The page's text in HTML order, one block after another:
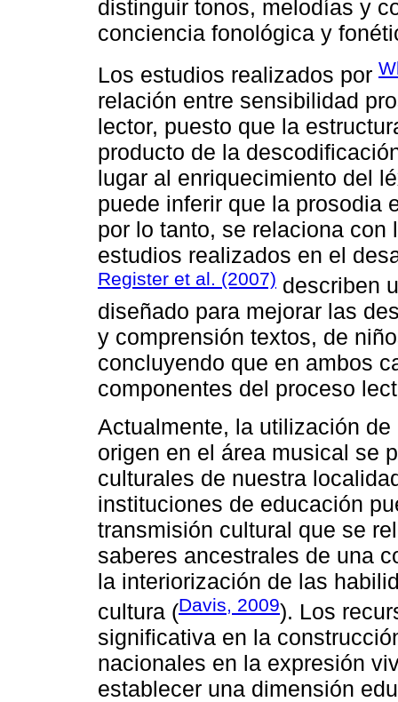
distinguir tonos, melodías y
conciencia fonológica y
Los estudios realizados por
relación entre sensibilidad
lector, puesto que la
producto de la
lugar al enriquecimiento del
puede inferir que la prosodia
por lo tanto, se relaciona
estudios realizados en el
Register et al. (2007) describen
diseñado para mejorar las
y comprensión textos, de
concluyendo que en ambos
componentes del proceso
Actualmente, la utilización
origen en el área musical se
culturales de nuestra
instituciones de educación
transmisión cultural que se
saberes ancestrales de una
la interiorización de las
cultura (Davis, 2009). Los
significativa en la
nacionales en la expresión
establecer una dimensión